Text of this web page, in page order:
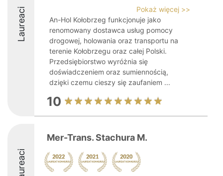
Laureaci
Pokaż więcej >>
An-Hol Kołobrzeg funkcjonuje jako
renomowany dostawca usług pomocy
drogowej, holowania oraz transportu na
terenie Kołobrzegu oraz całej Polski.
Przedsiębiorstwo wyróżnia się
doświadczeniem oraz sumiennością,
dzięki czemu cieszy się zaufaniem ...
10
Laureaci
Mer-Trans. Stachura M.